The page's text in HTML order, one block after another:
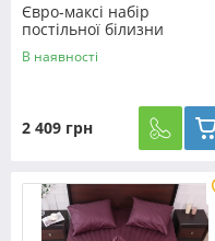
Євро-максі набір
постільної білизни
200*220 з Страйп Сатину
№545102
В наявності
2 409 грн